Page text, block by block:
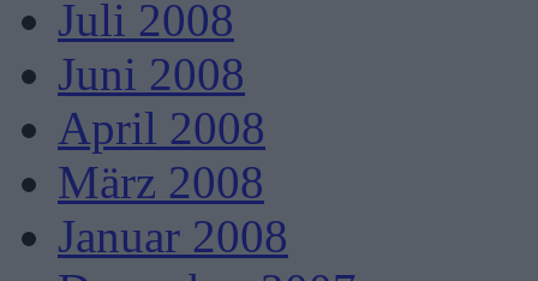
Juli 2008
Juni 2008
April 2008
März 2008
Januar 2008